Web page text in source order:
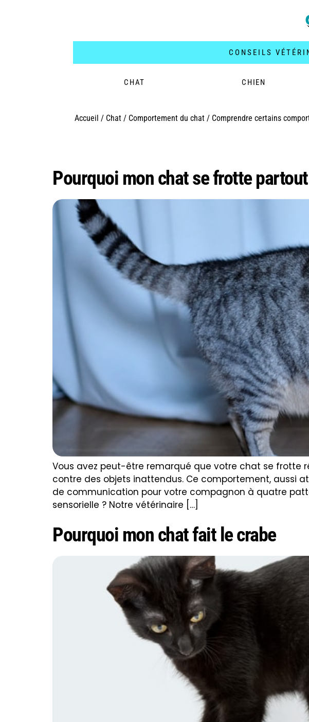
CONSEILS
CHAT CHIEN
Accueil / Chat/ Comportement du chat/ Comprendre certains
Pourquoi mon chat se frotte partout
Vous avez peut-être remarqué que votre chat se frotte
contre des objets inattendus. Ce comportement, aussi
de communication pour votre compagnon à quatre
sensorielle ? Notre vétérinaire […]
Pourquoi mon chat fait le crabe